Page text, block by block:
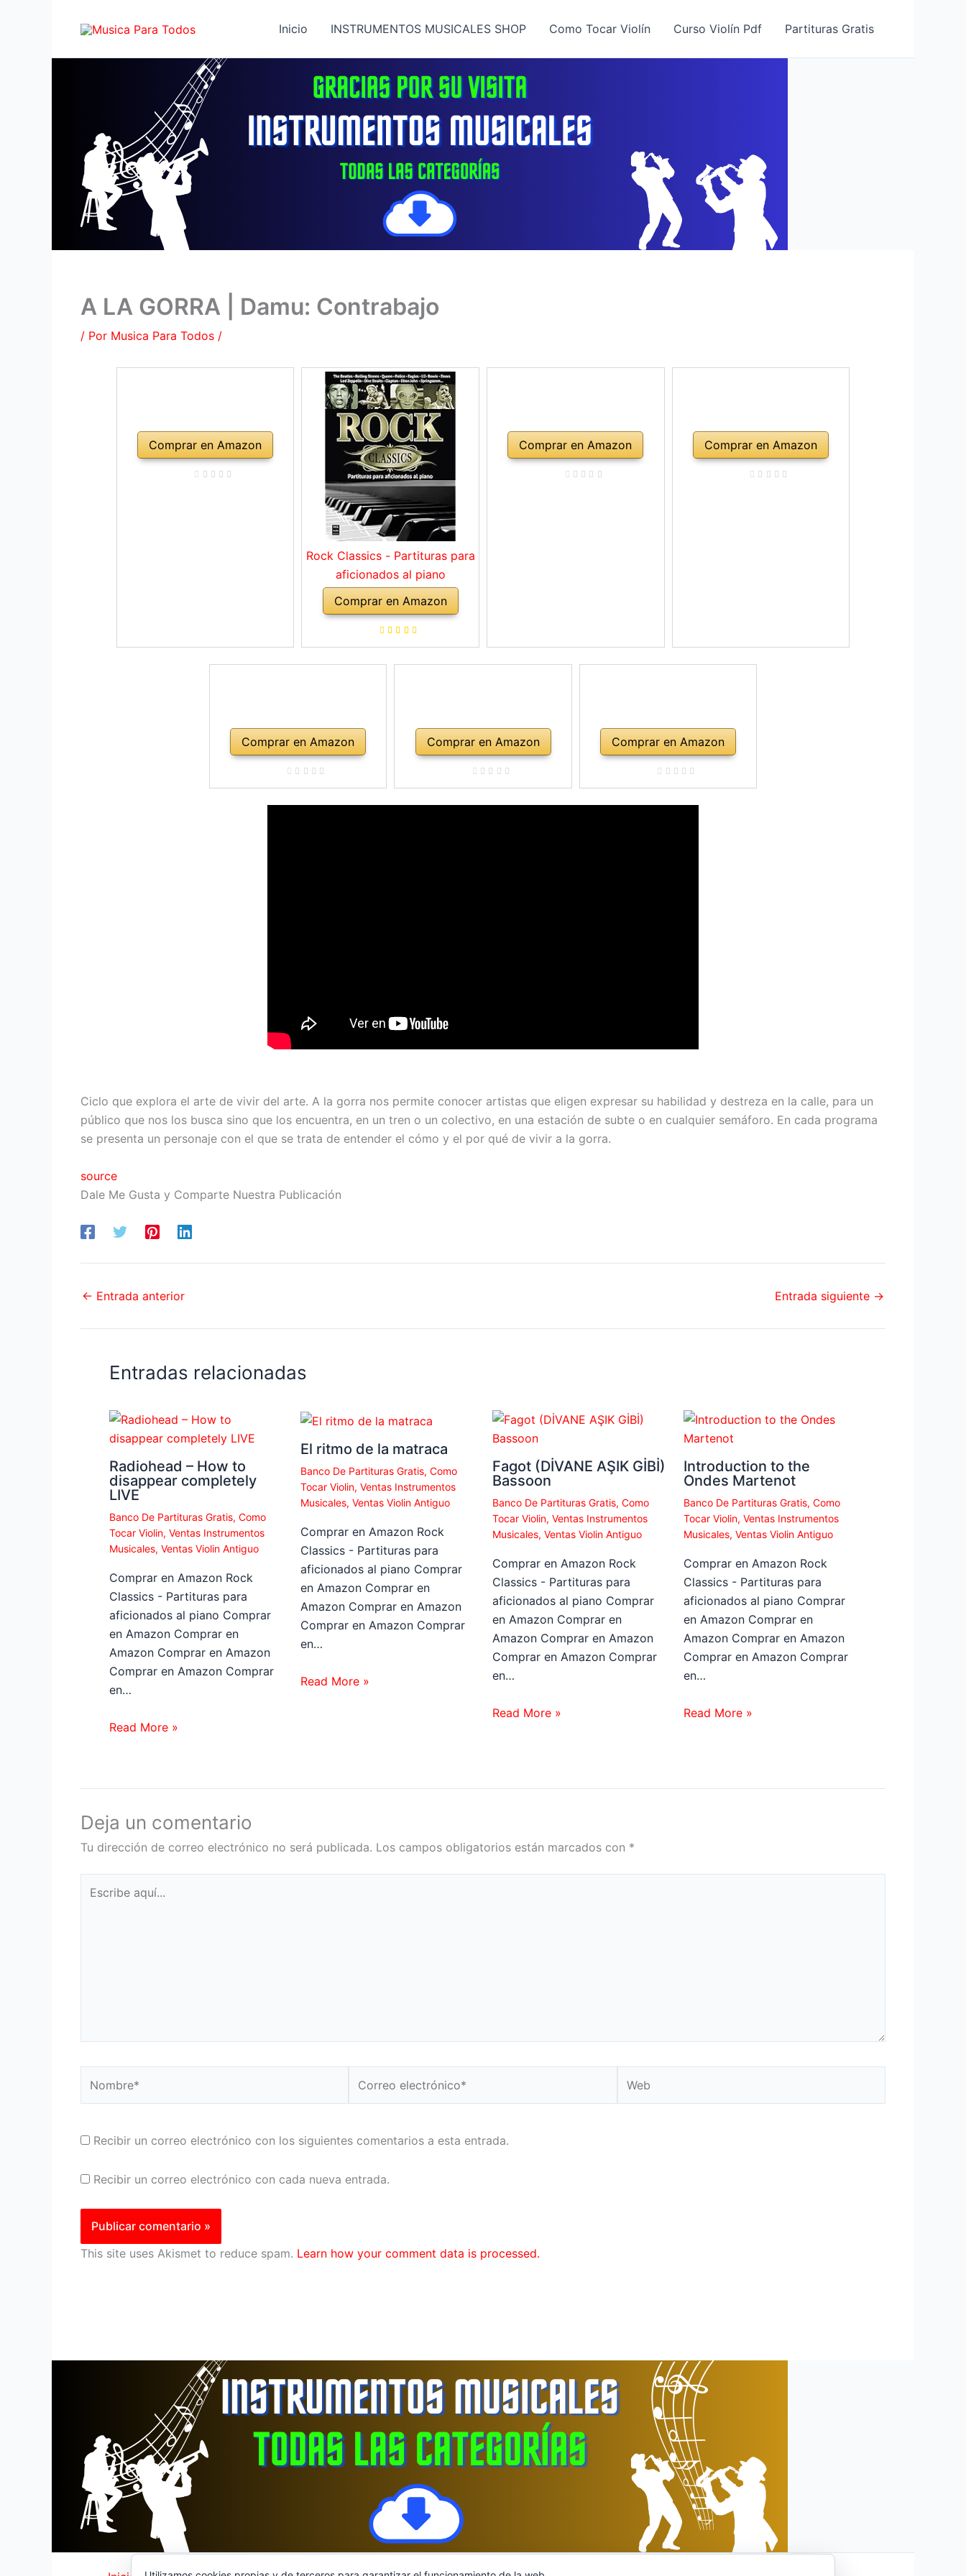
Inicio INSTRUMENTOS MUSICALES SHOP Como Tocar Violín Curso Violín Pdf Partituras Gratis
A LA GORRA | Damu: Contrabajo
/ Por Musica Para Todos /
Comprar en Amazon
Rock Classics - Partituras para
aficionados al piano
Comprar en Amazon
Comprar en Amazon Comprar en Amazon
Comprar en Amazon Comprar en Amazon Comprar en Amazon
Ciclo que explora el arte de vivir del arte. A la gorra nos permite conocer artistas que eligen expresar su habilidad y destreza en la calle, para un
público que nos los busca sino que los encuentra, en un tren o un colectivo, en una estación de subte o en cualquier semáforo. En cada programa
se presenta un personaje con el que se trata de entender el cómo y el por qué de vivir a la gorra.
source
Dale Me Gusta y Comparte Nuestra Publicación
← Entrada anterior Entrada siguiente →
Entradas relacionadas
Radiohead – How to
disappear completely
LIVE
Banco De Partituras Gratis, Como
Tocar Violin, Ventas Instrumentos
Musicales, Ventas Violin Antiguo
Comprar en Amazon Rock
Classics - Partituras para
aficionados al piano Comprar
en Amazon Comprar en
Amazon Comprar en Amazon
Comprar en Amazon Comprar
en…
Read More »
El ritmo de la matraca
Banco De Partituras Gratis,Como
Tocar Violin,Ventas Instrumentos
Musicales,Ventas Violin Antiguo
Comprar en Amazon Rock
Classics - Partituras para
aficionados al piano Comprar
en Amazon Comprar en
Amazon Comprar en Amazon
Comprar en Amazon Comprar
en…
Read More »
Fagot (DİVANE AŞIK GİBİ)
Bassoon
Banco De Partituras Gratis, Como
Tocar Violin, Ventas Instrumentos
Musicales, Ventas Violin Antiguo
Comprar en Amazon Rock
Classics - Partituras para
aficionados al piano Comprar
en Amazon Comprar en
Amazon Comprar en Amazon
Comprar en Amazon Comprar
en…
Read More »
Introduction to the
Ondes Martenot
Banco De Partituras Gratis, Como
Tocar Violin, Ventas Instrumentos
Musicales, Ventas Violin Antiguo
Comprar en Amazon Rock
Classics - Partituras para
aficionados al piano Comprar
en Amazon Comprar en
Amazon Comprar en Amazon
Comprar en Amazon Comprar
en…
Read More »
Deja un comentario
Tu dirección de correo electrónico no será publicada. Los campos obligatorios están marcados con *
aquí...
electrónico*
Recibir un correo electrónico con los siguientes comentarios a esta entrada.
Recibir un correo electrónico con cada nueva entrada.
This site uses Akismet to reduce spam. Learn how your comment data is processed.